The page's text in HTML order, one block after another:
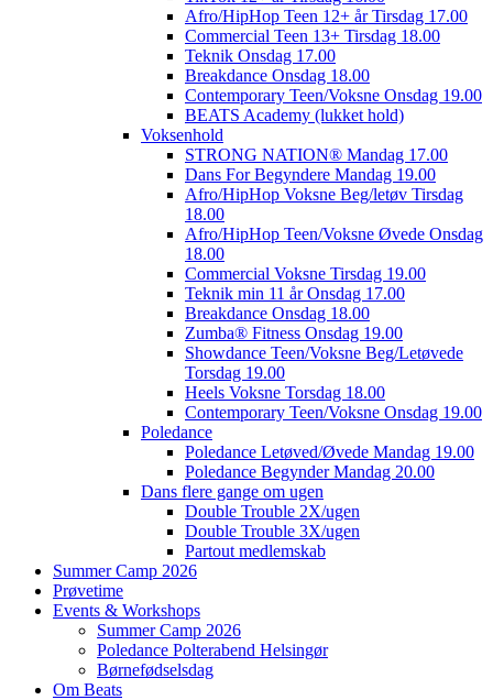
Afro/HipHop Teen 12+ år Tirsdag 17.00
Commercial Teen 13+ Tirsdag 18.00
Teknik Onsdag 17.00
Breakdance Onsdag 18.00
Contemporary Teen/Voksne Onsdag 19.00
BEATS Academy (lukket hold)
Voksenhold
STRONG NATION® Mandag 17.00
Dans For Begyndere Mandag 19.00
Afro/HipHop Voksne Beg/letøv Tirsdag
18.00
Afro/HipHop Teen/Voksne Øvede Onsdag
18.00
Commercial Voksne Tirsdag 19.00
Teknik min 11 år Onsdag 17.00
Breakdance Onsdag 18.00
Zumba® Fitness Onsdag 19.00
Showdance Teen/Voksne Beg/Letøvede
Torsdag 19.00
Heels Voksne Torsdag 18.00
Contemporary Teen/Voksne Onsdag 19.00
Poledance
Poledance Letøved/Øvede Mandag 19.00
Poledance Begynder Mandag 20.00
Dans flere gange om ugen
Double Trouble 2X/ugen
Double Trouble 3X/ugen
Partout medlemskab
Summer Camp 2026
Prøvetime
Events & Workshops
Summer Camp 2026
Poledance Polterabend Helsingør
Børnefødselsdag
Om Beats